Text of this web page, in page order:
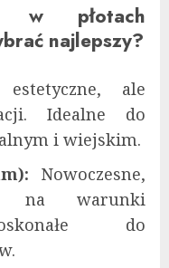
w płotach
najlepszy?
ale
Idealne do
i wiejskim.
Nowoczesne,
na warunki
do